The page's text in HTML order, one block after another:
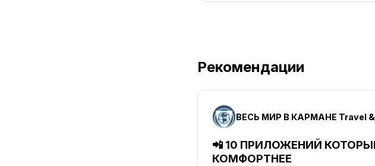
Рекомендации
ВЕСЬ МИР В КАРМАНЕ Travel
📲 10 ПРИЛОЖЕНИЙ
КОМФОРТНЕЕ